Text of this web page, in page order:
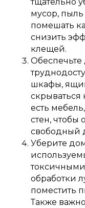
мусор, пыль
помешать
снизить
клещей.
Обеспечьте
шкафы,
есть
стен, чтобы
свободный
Уберите
обработки
поместить
Также